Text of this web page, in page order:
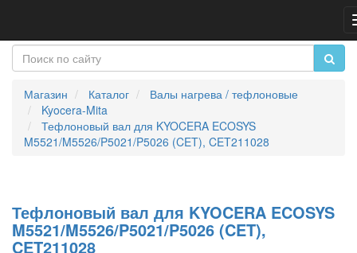
Магазин Каталог
Валы нагрева / тефлоновые
Kyocera-Mita
Тефлоновый вал для KYOCERA ECOSYS
M5521/M5526/P5021/P5026 (CET), CET211028
Тефлоновый вал для KYOCERA ECOSYS
M5521/M5526/P5021/P5026 (CET),
CET211028